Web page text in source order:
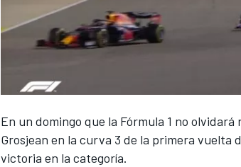
En un domingo que la Fórmula 1 no olvidará
Grosjean en la curva 3 de la primera vuelta
victoria en la categoría.